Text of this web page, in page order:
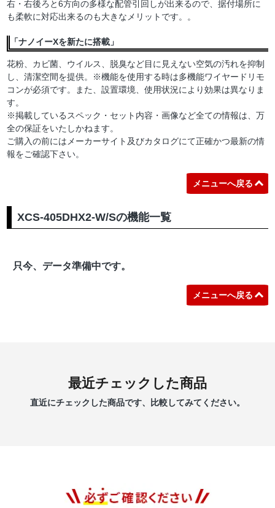
右・右後ろと6方向の多様な配管引回しが出来るので、据付場所に
も柔軟に対応出来るのも大きなメリットです。。
「ナノイーXを新たに搭載」
花粉、カビ菌、ウイルス、脱臭など目に見えない空気の汚れを抑制
し、清潔空間を提供。※機能を使用する時は多機能ワイヤードリモ
コンが必須です。また、設置環境、使用状況により効果は異なりま
す。
※掲載しているスペック・セット内容・画像など全ての情報は、万
全の保証をいたしかねます。
ご購入の前にはメーカーサイト及びカタログにて正確かつ最新の情
報をご確認下さい。
メニューへ戻る
XCS-405DHX2-W/Sの機能一覧
只今、データ準備中です。
メニューへ戻る
最近チェックした商品
直近にチェックした商品です、比較してみてください。